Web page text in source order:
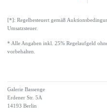
[*]: Regelbesteuert gemäß
Umsatzsteuer.
* Alle Angaben inkl. 25% Regelaufgeld
vorbehalten.
Galerie Bassenge
Erdener Str. 5A
14193 Berlin